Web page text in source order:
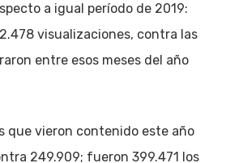
a igual período de 2019:
visualizaciones, contra las
entre esos meses del año
que vieron contenido este año
249.909; fueron 399.471 los